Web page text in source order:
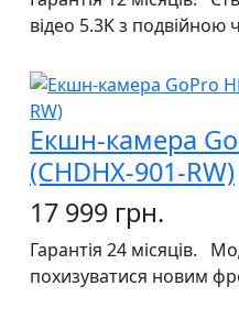
відео 5.3K з подвійною
Екшн-камера
(CHDHX-901-RW)
17 999 грн.
Гарантія 24 місяців.
похизуватися новим